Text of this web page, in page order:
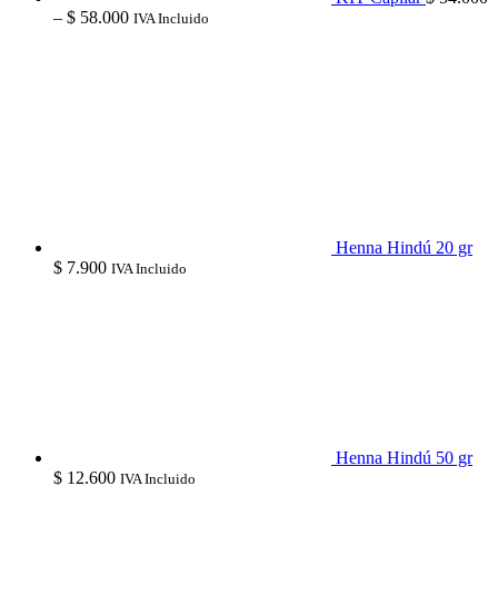
– $ 58.000Price
IVA Incluido
Henna Hindú 20 gr
$ 7.900 IVA Incluido
Henna Hindú 50 gr
$ 12.600 IVA Incluido